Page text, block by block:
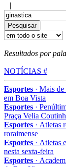
|
Resultados por
NOTÍCIAS #
Esportes · Mais
em Boa Vista
Esportes ·
Praça Velia
Esportes · Atletas
roraimense
Esportes · Atletas
nesta sexta-feira
Esportes ·